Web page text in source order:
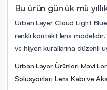
Bu ürün günlük mü
Urban Layer Cloud Light Blue
renkli kontakt lens modelidir.
ve hijyen kurallarına düzenli
Urban Layer Ürünleri Mavi
Solüsyonları Lens Kabı ve